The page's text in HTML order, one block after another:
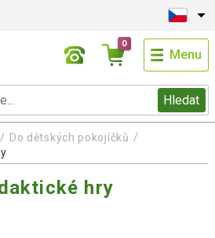
Hledat
0
Menu
Do dětských pokojíčků
hry